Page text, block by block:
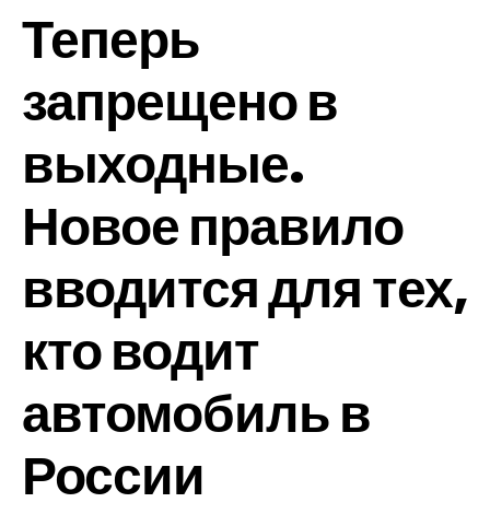
Теперь
запрещено в
выходные.
Новое правило
вводится для тех,
кто водит
автомобиль в
России